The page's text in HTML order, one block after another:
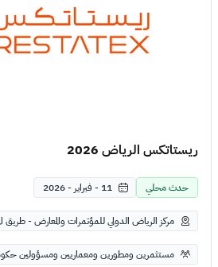
ريستاتكس الرياض 2026
حدث محلي 11 - فبراير - 2026
مركز الرياض الدولي للمؤتمرات والمعارض - طريق
مستثمرين ومطورين ومعماريين ومسؤولين